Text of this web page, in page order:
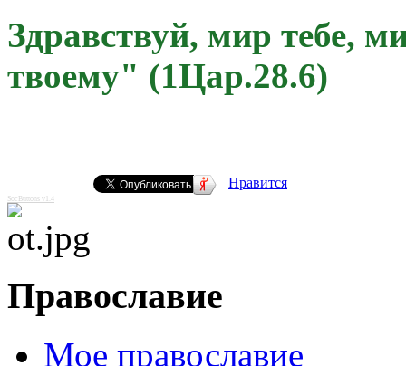
Здравствуй, мир тебе,
твоему" (1Цар.28.6)
Нравится
SocButtons v1.4
Православие
Мое православие